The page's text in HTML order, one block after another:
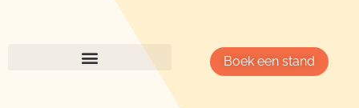
Boek een stand